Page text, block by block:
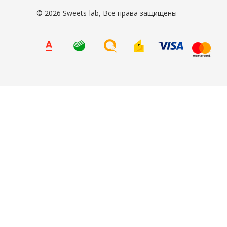
© 2026 Sweets-lab, Все права защищены